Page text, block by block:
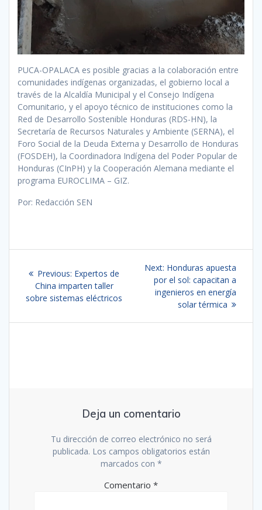
PUCA-OPALACA es posible gracias a la colaboración entre
comunidades indígenas organizadas, el gobierno local a
través de la Alcaldía Municipal y el Consejo Indígena
Comunitario, y el apoyo técnico de instituciones como la
Red de Desarrollo Sostenible Honduras (RDS-HN), la
Secretaría de Recursos Naturales y Ambiente (SERNA), el
Foro Social de la Deuda Externa y Desarrollo de Honduras
(FOSDEH), la Coordinadora Indígena del Poder Popular de
Honduras (CInPH) y la Cooperación Alemana mediante el
programa EUROCLIMA – GIZ.
Por: Redacción SEN
Previous: Previous
post:
Expertos de
China imparten taller
sobre sistemas eléctricos
Next: Next
post:
Honduras apuesta
por el sol: capacitan a
ingenieros en energía
solar térmica
Deja un comentario
Tu dirección de correo electrónico no será
publicada. Los campos obligatorios están
marcados con *
Comentario *